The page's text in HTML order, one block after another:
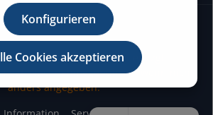
exkl. gesetzl. Mehrwertsteuer zzgl.
ggf. Nachnahmegebühren, wenn nicht
anders angegeben.
Konfigurieren
Cookies akzeptieren